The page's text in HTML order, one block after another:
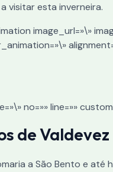
visitar esta inverneira.
image_url=»\»
no=»» line=»»
de Valdevez
a São Bento e